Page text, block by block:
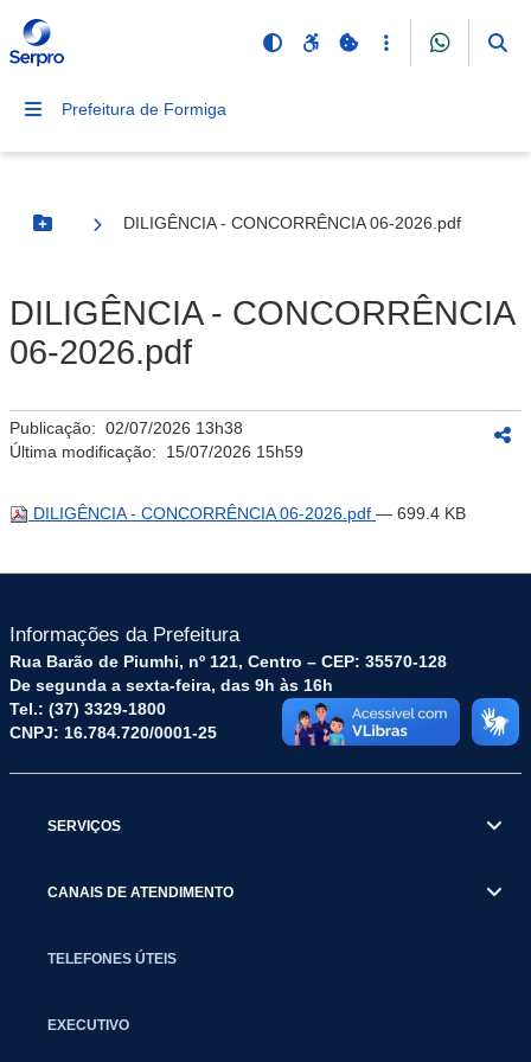
Prefeitura de Formiga
Botão Menu
DILIGÊNCIA - CONCORRÊNCIA 06-2026.pdf
DILIGÊNCIA - CONCORRÊNCIA
06-2026.pdf
Publicação: 02/07/2026 13h38
Última modificação: 15/07/2026 15h59
DILIGÊNCIA - CONCORRÊNCIA 06-2026.pdf — 699.4 KB
Informações da Prefeitura
Rua Barão de Piumhi, nº 121, Centro – CEP: 35570-128
De segunda a sexta-feira, das 9h às 16h
Tel.: (37) 3329-1800
CNPJ: 16.784.720/0001-25
SERVIÇOS
CANAIS DE ATENDIMENTO
TELEFONES ÚTEIS
EXECUTIVO